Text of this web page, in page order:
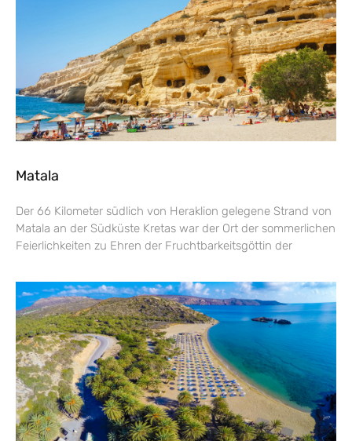
Matala
Der 66 Kilometer südlich von Heraklion gelegene Strand von
Matala an der Südküste Kretas war der Ort der sommerlichen
Feierlichkeiten zu Ehren der Fruchtbarkeitsgöttin der